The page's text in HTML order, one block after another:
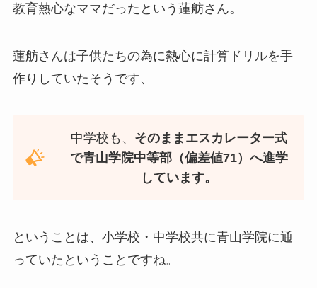
教育熱心なママだったという蓮舫さん。
蓮舫さんは子供たちの為に熱心に計算ドリルを手
作りしていたそうです、
中学校も、 そのままエスカレーター式
で青山学院中等部（偏差値71）へ進学
しています。
ということは、小学校・中学校共に青山学院に通
っていたということですね。